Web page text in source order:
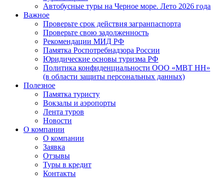
Автобусные туры на Черное море. Лето 2026 года
Важное
Проверьте срок действия загранпаспорта
Проверьте свою задолженность
Рекомендации МИД РФ
Памятка Роспотребнадзора России
Юридические основы туризма РФ
Политика конфиденциальности ООО «МВТ НН»
(в области защиты персональных данных)
Полезное
Памятка туристу
Вокзалы и аэропорты
Лента туров
Новости
О компании
О компании
Заявка
Отзывы
Туры в кредит
Контакты